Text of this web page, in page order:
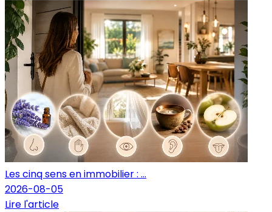
Les cinq sens en immobilier : ...
2026-08-05
Lire l'article